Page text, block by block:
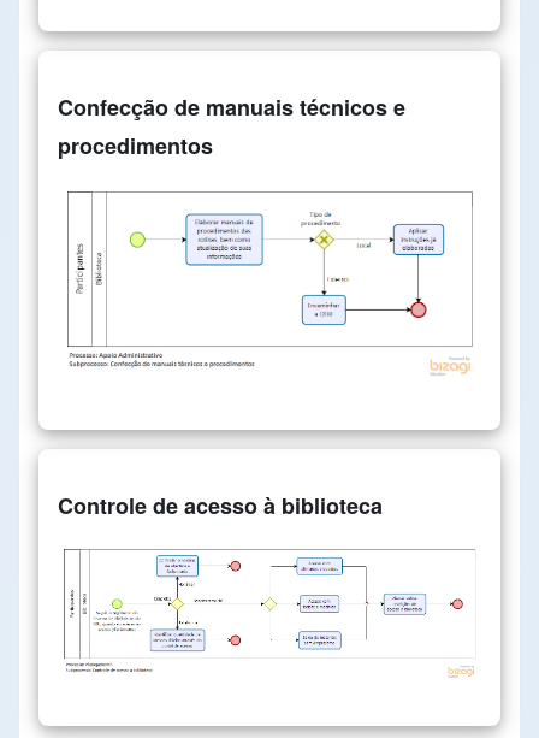
Confecção de manuais técnicos e
procedimentos
Controle de acesso à biblioteca